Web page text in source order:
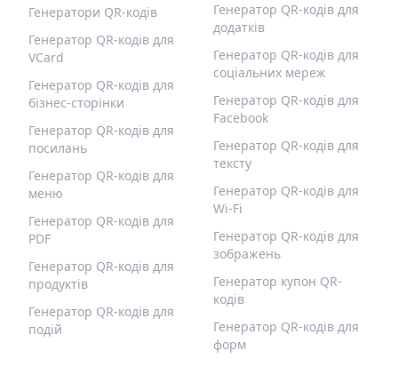
Генератори QR-кодів
Генератор QR-кодів для
VCard
Генератор QR-кодів для
бізнес-сторінки
Генератор QR-кодів для
посилань
Генератор QR-кодів для
меню
Генератор QR-кодів для
PDF
Генератор QR-кодів для
продуктів
Генератор QR-кодів для
подій
Генератор QR-кодів для
додатків
Генератор QR-кодів для
соціальних мереж
Генератор QR-кодів для
Facebook
Генератор QR-кодів для
тексту
Генератор QR-кодів для
Wi-Fi
Генератор QR-кодів для
зображень
Генератор купон QR-
кодів
Генератор QR-кодів для
форм